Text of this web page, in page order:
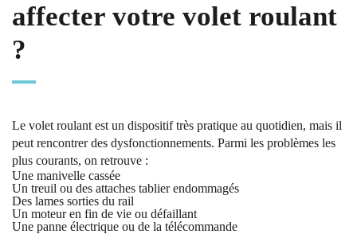
affecter votre volet roulant
?
Le volet roulant est un dispositif très pratique au quotidien, mais il
peut rencontrer des dysfonctionnements. Parmi les problèmes les
plus courants, on retrouve :
Une manivelle cassée
Un treuil ou des attaches tablier endommagés
Des lames sorties du rail
Un moteur en fin de vie ou défaillant
Une panne électrique ou de la télécommande